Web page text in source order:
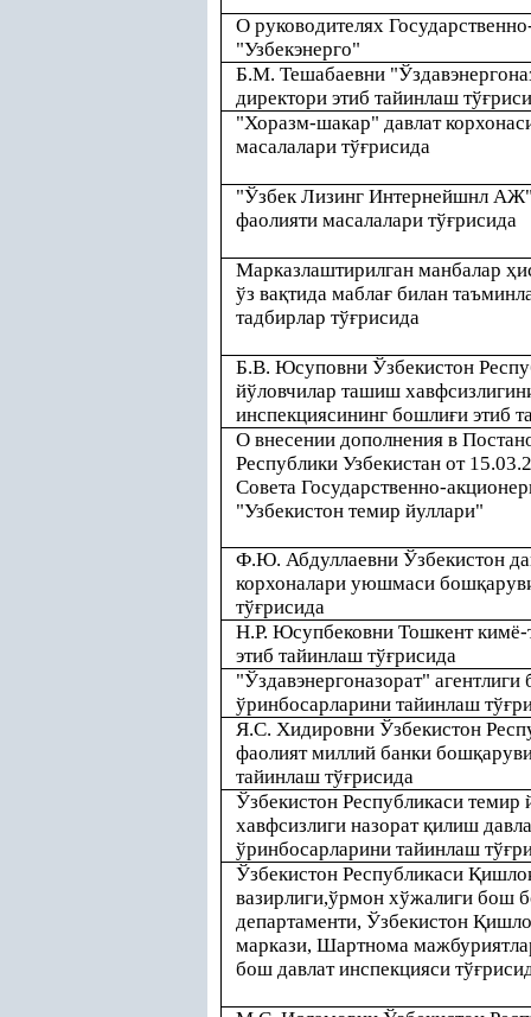
О руководителях
"Узбекэнерго"
Б.М. Тешабаевни
директори этиб тайинлаш тўғ
"Хоразм-шакар" давлат
масалалари тўғрисида
"Ўзбек Лизинг Интернейшнл
фаолияти масалалари тўғрисида
Марказлаштирилган манбалар ҳ
ўз вақтида маблағ билан
тадбирлар тўғрисида
Б.В. Юсуповни Ўзбекистон
йўловчилар ташиш
инспекциясининг бошлиғи этиб
О внесении дополнения в
Республики Узбекистан от
Совета Государственно-
"Узбекистон темир йуллари"
Ф.Ю. Абдуллаевни Ўзбекистон
корхоналари уюшмаси бошқ
тўғрисида
Н.Р. Юсупбековни Тошкент кимё-
этиб тайинлаш тўғрисида
"Ўздавэнергоназорат"
ўринбосарларини тайинлаш тўғ
Я.С. Хидировни Ўзбекистон
фаолият миллий банки бошқ
тайинлаш тўғрисида
Ўзбекистон Республикаси
хавфсизлиги назоратқилиш
ўринбосарларини тайинлаш тўғ
Ўзбекистон Республикаси Қишло
вазирлиги,ўрмон хўжалиги бош
департаменти, Ўзбекистон Қишло
маркази, Шартнома
бош давлат инспекцияси тўғ